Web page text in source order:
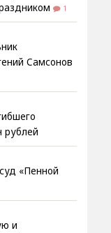
1
Самсонов
рублей
«Пенной
и